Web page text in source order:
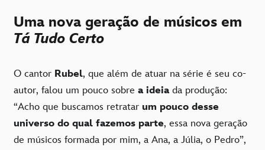
Uma nova geração de músicos em
Tá Tudo Certo
O cantor Rubel, que além de atuar na série é seu co-
autor, falou um pouco sobre a ideiada produção:
“Acho que buscamos retratar um pouco desse
universo do qual fazemos parte, essa nova geração
de músicos formada por mim, a Ana, a Júlia, o Pedro”,